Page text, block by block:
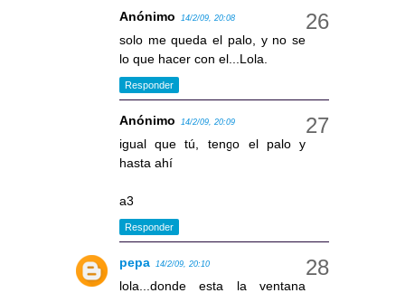
Anónimo 14/2/09, 20:08
solo me queda el palo, y no se
lo que hacer con el...Lola.
Responder
Anónimo 14/2/09, 20:09
igual que tú, tengo el palo y
hasta ahí
a3
Responder
pepa 14/2/09, 20:10
lola...donde esta la ventana